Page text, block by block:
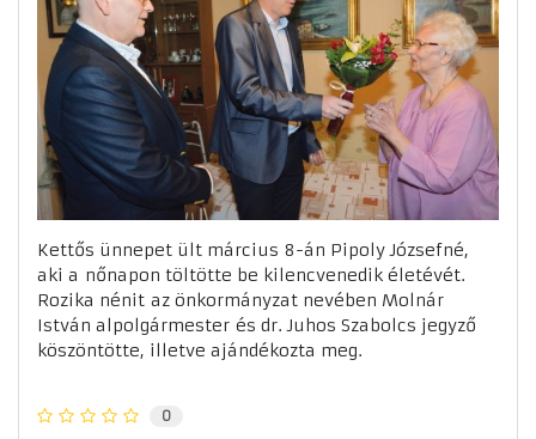
Kettős ünnepet ült március 8-án Pipoly Józsefné,
aki a nőnapon töltötte be kilencvenedik életévét.
Rozika nénit az önkormányzat nevében Molnár
István alpolgármester és dr. Juhos Szabolcs jegyző
köszöntötte, illetve ajándékozta meg.
0